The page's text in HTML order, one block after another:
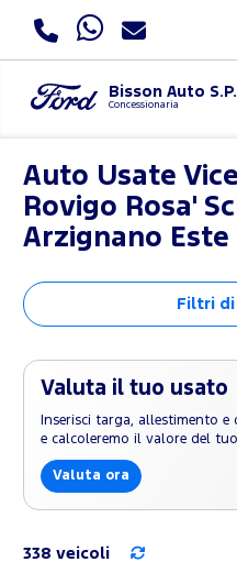
Bisson Auto
Concessionaria
Auto Usate
Rovigo Rosa'
Arzignano Este
Filtri di
Valuta il tuo usato
Inserisci targa, allestimento
e calcoleremo il valore del
Valuta ora
338 veicoli